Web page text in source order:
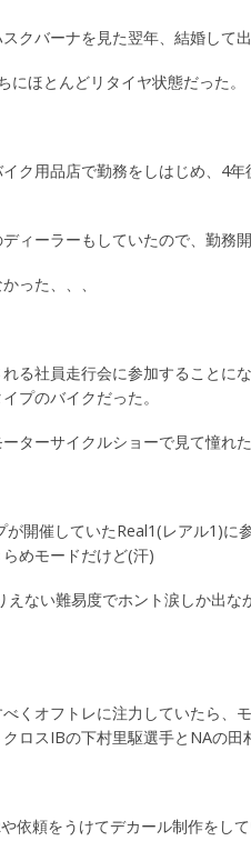
クバーナを見た翌年、結婚して出
ほとんどリタイヤ状態だった。
ク用品店で勤務をしはじめ、4
ィーラーもしていたので、勤務
った、、、
る社員走行会に参加することに
プのバイクだった。
ターサイクルショーで見て憧れ
開催していたReal1(レアル1)
めモードだけど(汗)
ない難易度でホント涙しか出
くオフトレに注力していたら、
ロスIBの下村里駆選手とNAの田
依頼をうけてデカール制作をし